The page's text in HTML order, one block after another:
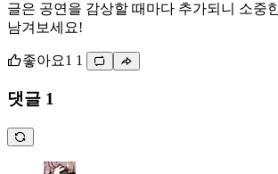
글은 공연을 감상할 때마다 추가되니 소중
남겨보세요!
좋아요1 1
댓글 1